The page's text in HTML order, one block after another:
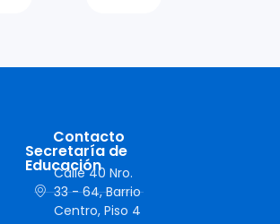
Contacto
Secretaría de
Educación
Calle 40 Nro.
33 - 64, Barrio
Centro, Piso 4